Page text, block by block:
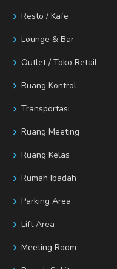
Resto / Kafe
Lounge & Bar
Outlet / Toko Retail
Ruang Kontrol
Transportasi
Ruang Meeting
Ruang Kelas
Rumah Ibadah
Parking Area
Lift Area
Meeting Room